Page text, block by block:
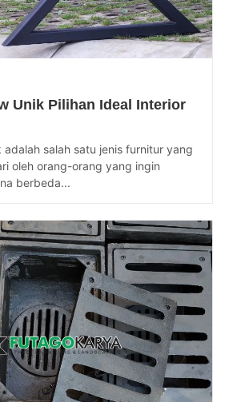
Unik Pilihan Ideal Interior
adalah salah satu jenis furnitur yang
oleh orang-orang yang ingin
berbeda...